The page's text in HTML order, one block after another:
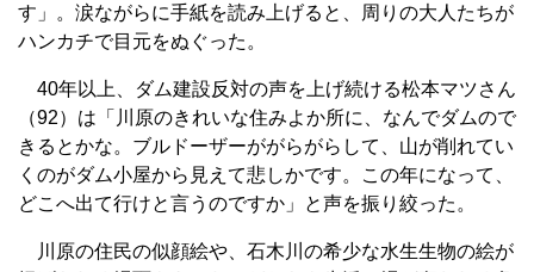
す」。涙ながらに手紙を読み上げると、周りの大人たちが
ハンカチで目元をぬぐった。
40年以上、ダム建設反対の声を上げ続ける松本マツさん
（92）は「川原のきれいな住みよか所に、なんでダムので
きるとかな。ブルドーザーががらがらして、山が削れてい
くのがダム小屋から見えて悲しかです。この年になって、
どこへ出て行けと言うのですか」と声を振り絞った。
川原の住民の似顔絵や、石木川の希少な水生生物の絵が